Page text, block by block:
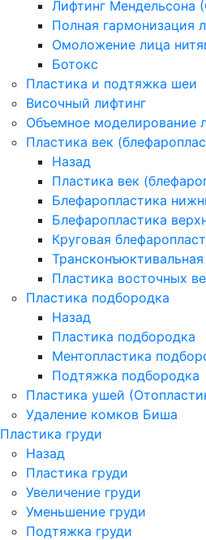
Лифтинг Мендельсона
Полная гармонизация
Омоложение лица
Ботокс
Пластика и подтяжка шеи
Височный лифтинг
Объемное моделирование
Пластика век
Назад
Пластика век
Блефаропластика
Блефаропластика
Круговая
Пластика восточных
Пластика подбородка
Назад
Пластика подбородка
Ментопластика
Подтяжка подбородка
Пластика ушей
Удаление комков Биша
Пластика груди
Назад
Пластика груди
Увеличение груди
Уменьшение груди
Подтяжка груди